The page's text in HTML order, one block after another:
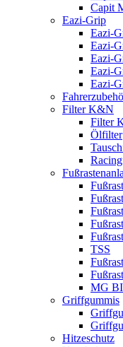
Capit
Eazi-Grip
Eazi-
Eazi-
Eazi-
Eazi-
Eazi-
Filter K&N
Filter
Ölfilter
TSS
MG
Griffgummis
Hitzeschutz